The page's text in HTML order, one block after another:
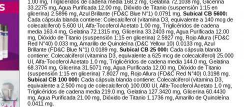
1.00 mg, Triglicéridos de cadena media 168.2 mg, Gelatina 72.1038 mg, Glicerina
33.2275 mg, Agua Purificada 12.00 mg, Dióxido de Titanio (suspensión 1:15 en
glicerina) 2.5896 mg, Azul Brillante (FD&C Blue N°1) 0.0791 mg. Subical CB 5600:
Cada cápsula blanda contiene: Colecalciferol (vitamina D3, equivalente a 140 mcg de
colecalciferol) 5.600 UI, Alfa-Tocoferol Acetato 1.00 mg, Triglicéridos de cadena
media 163.4 mg, Gelatina 72.1315 mg, Glicerina 33.2403 mg, Agua Purificada 12.00
mg, Dióxido de Titanio (suspensión 1:15 en glicerina) 2.5927 mg, Rojo Allura (FD&C
Red N°40) 0.033 mg, Amarillo de Quinoleína (D&C Yellow 10) 0.0133 mg, Azul
Brillante (FD&C Blue N°1) 0.0189 mg. Subical CB 25 000: Cada cápsula blanda
contiene: Colecalciferol (vitamina D3, equivalente a 625 mcg de colecalciferol) 25.000
UI, Alfa-Tocoferol Acetato 1.0 mg, Triglicéridos de cadena media 144.0 mg, Gelatina
68.3704 mg, Glicerina 31.5071 mg, Agua Purificada 12.00 mg, Dióxido de Titanio
(suspensión 1:15 en glicerina) 7.8027 mg, Rojo Allura (FD&C Red N°40) 0.3198 mg.
Subical CB 100 000: Cada cápsula blanda contiene: Colecalciferol (vitamina D3,
equivalente a 2.500 mcg de colecalciferol) 100.000 UI, Alfa-Tocoferol Acetato 1.0 mg,
Triglicéridos de cadena media 219.0 mg, Gelatina 127.3420 mg, Glicerina 60.4430
mg, Agua Purificada 21.00 mg, Dióxido de Titanio 1.1736 mg, Amarillo de Quinoleína
0.0411 mg.